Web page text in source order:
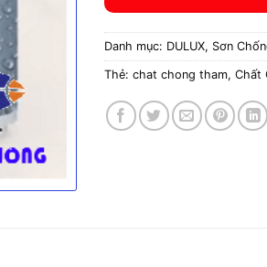
Danh mục: DULUX, Sơn
Thẻ:chat chong tham,Chất